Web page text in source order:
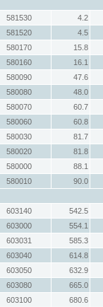
581530
4.2
581520
4.5
580170
15.8
580160
16.1
580090
47.6
580080
48.0
580070
60.7
580060
60.8
580030
81.7
580020
81.8
580000
88.1
580010
90.0
603140
542.5
603000
554.1
603031
585.3
603040
614.8
603050
632.9
603080
665.0
603100
680.6